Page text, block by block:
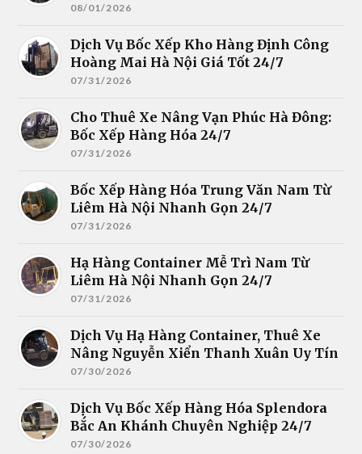
08/01/2026
Dịch Vụ Bốc Xếp Kho Hàng Định Công
Hoàng Mai Hà Nội Giá Tốt 24/7
07/31/2026
Cho Thuê Xe Nâng Vạn Phúc Hà Đông:
Bốc Xếp Hàng Hóa 24/7
07/31/2026
Bốc Xếp Hàng Hóa Trung Văn Nam Từ
Liêm Hà Nội Nhanh Gọn 24/7
07/31/2026
Hạ Hàng Container Mễ Trì Nam Từ
Liêm Hà Nội Nhanh Gọn 24/7
07/31/2026
Dịch Vụ Hạ Hàng Container, Thuê Xe
Nâng Nguyễn Xiển Thanh Xuân Uy Tín
07/30/2026
Dịch Vụ Bốc Xếp Hàng Hóa Splendora
Bắc An Khánh Chuyên Nghiệp 24/7
07/30/2026